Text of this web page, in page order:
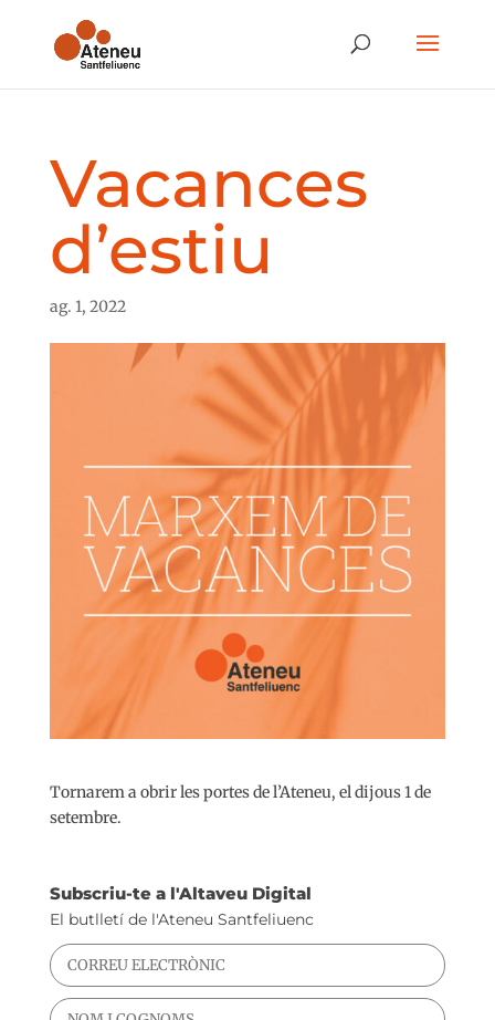
Vacances
d’estiu
ag. 1, 2022
Tornarem a obrir les portes de l’Ateneu, el dijous 1 de
setembre.
Subscriu-te a l'Altaveu Digital
El butlletí de l'Ateneu Santfeliuenc